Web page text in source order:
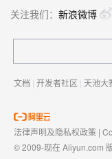
关注我们： 新浪微博
文档 | 开发者社区 | 天池大
法律声明及隐私权政策 |
© 2009-现在 Aliyun.com